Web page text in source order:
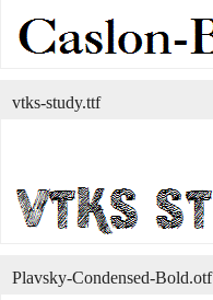
vtks-study.ttf
Plavsky-Condensed-Bold.otf